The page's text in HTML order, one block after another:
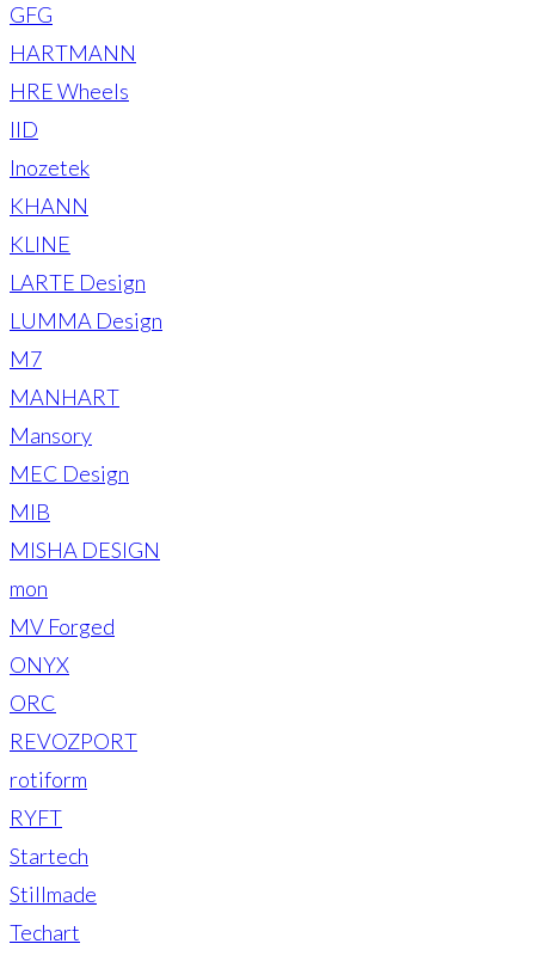
GFG
HARTMANN
HRE Wheels
IID
Inozetek
KHANN
KLINE
LARTE Design
LUMMA Design
M7
MANHART
Mansory
MEC Design
MIB
MISHA DESIGN
mon
MV Forged
ONYX
ORC
REVOZPORT
rotiform
RYFT
Startech
Stillmade
Techart